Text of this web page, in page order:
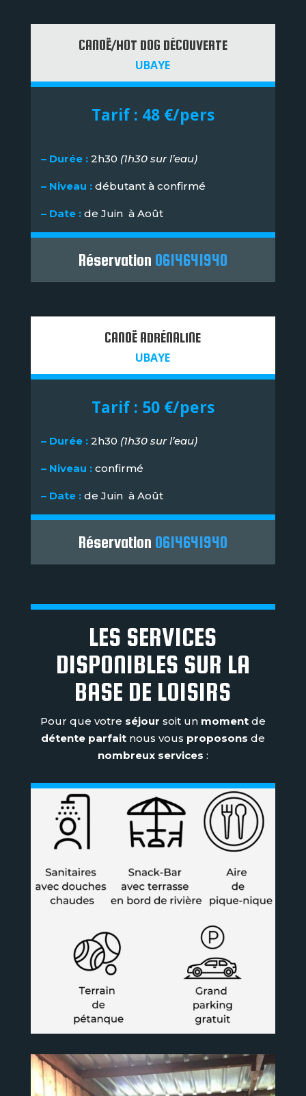
CANOË/HOT DOG DÉCOUVERTE
UBAYE
Tarif : 48 €/pers
– Durée : 2h30 (1h30 sur l’eau)
– Niveau : débutant à confirmé
– Date : de Juin à Août
Réservation 0614641940
CANOË ADRÉNALINE
UBAYE
Tarif : 50 €/pers
– Durée : 2h30 (1h30 sur l’eau)
– Niveau : confirmé
– Date : de Juin à Août
Réservation 0614641940
LES SERVICES
DISPONIBLES SUR LA
BASE DE LOISIRS
Pour que votre séjour soit un momentde
détente parfaitnous vous proposons de
nombreux services :